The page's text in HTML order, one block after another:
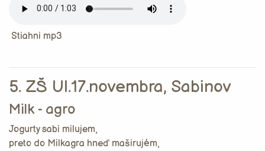
Stiahni mp3
5. ZŠ Ul.17.novembra, Sabinov
Milk - agro
Jogurty sabi milujem,
preto do Milkagra hneď maširujém,